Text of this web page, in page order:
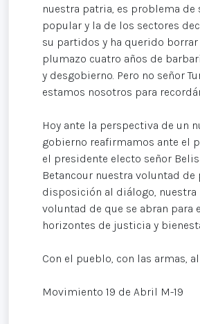
nuestra patria, es problema de
popular y la de los sectores
su partidos y ha querido borrar
plumazo cuatro años de
y desgobierno. Pero no señor
estamos nosotros para
Hoy ante la perspectiva de un
gobierno reafirmamos ante el
el presidente electo señor
Betancour nuestra voluntad de
disposición al diálogo,
voluntad de que se abran para
horizontes de justicia y
Con el pueblo, con las armas,
Movimiento 19 de Abril M-19